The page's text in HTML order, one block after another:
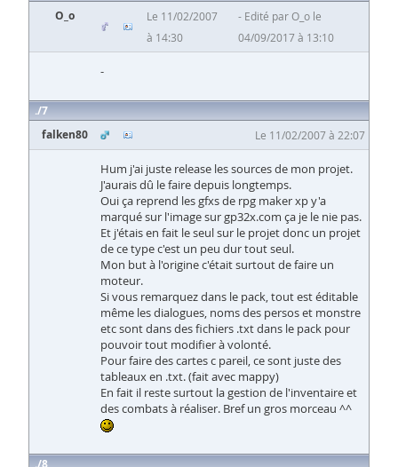
O_o
Le 11/02/2007
à 14:30
Edité par O_o le
04/09/2017 à 13:10
-
7
falken80
Le 11/02/2007 à 22:07
Hum j'ai juste release les sources de mon projet.
J'aurais dû le faire depuis longtemps.
Oui ça reprend les gfxs de rpg maker xp y'a
marqué sur l'image sur gp32x.com ça je le nie pas.
Et j'étais en fait le seul sur le projet donc un projet
de ce type c'est un peu dur tout seul.
Mon but à l'origine c'était surtout de faire un
moteur.
Si vous remarquez dans le pack, tout est éditable
même les dialogues, noms des persos et monstre
etc sont dans des fichiers .txt dans le pack pour
pouvoir tout modifier à volonté.
Pour faire des cartes c pareil, ce sont juste des
tableaux en .txt. (fait avec mappy)
En fait il reste surtout la gestion de l'inventaire et
des combats à réaliser. Bref un gros morceau ^^
8